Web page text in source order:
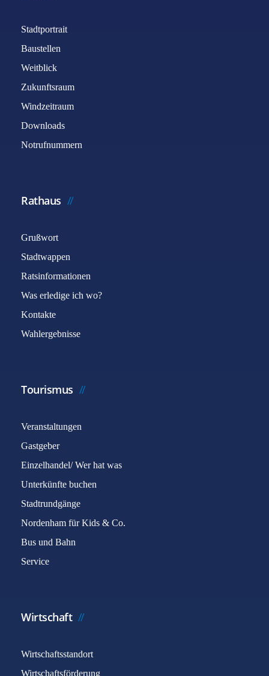
Stadtportrait
Baustellen
Weitblick
Zukunftsraum
Windzeitraum
Downloads
Notrufnummern
Rathaus
Grußwort
Stadtwappen
Ratsinformationen
Was erledige ich wo?
Kontakte
Wahlergebnisse
Tourismus
Veranstaltungen
Gastgeber
Einzelhandel/ Wer hat was
Unterkünfte buchen
Stadtrundgänge
Nordenham für Kids & Co.
Bus und Bahn
Service
Wirtschaft
Wirtschaftsstandort
Wirtschaftsförderung